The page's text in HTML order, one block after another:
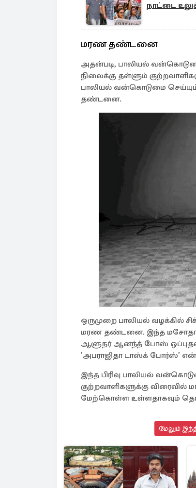
நாட்டை
மரண தண்டனை
அதன்படி, பாலியல்
நிலைக்கு தள்ளும்
பாலியல் வன்கொடுமை
தண்டனை.
ஒருமுறை பாலியல் வழக்கில்
மரண தண்டனை. இந்த மசோதா
ஆளுநர் ஆனந்த் போஸ் ஒப்புதல்
‛அபராஜிதா டாஸ்க் போர்ஸ்’ என்ற
இந்த பிரிவு பாலியல்
குற்றவாளிகளுக்கு
மேற்கொள்ள உள்ளதாகவும்
மேலும்